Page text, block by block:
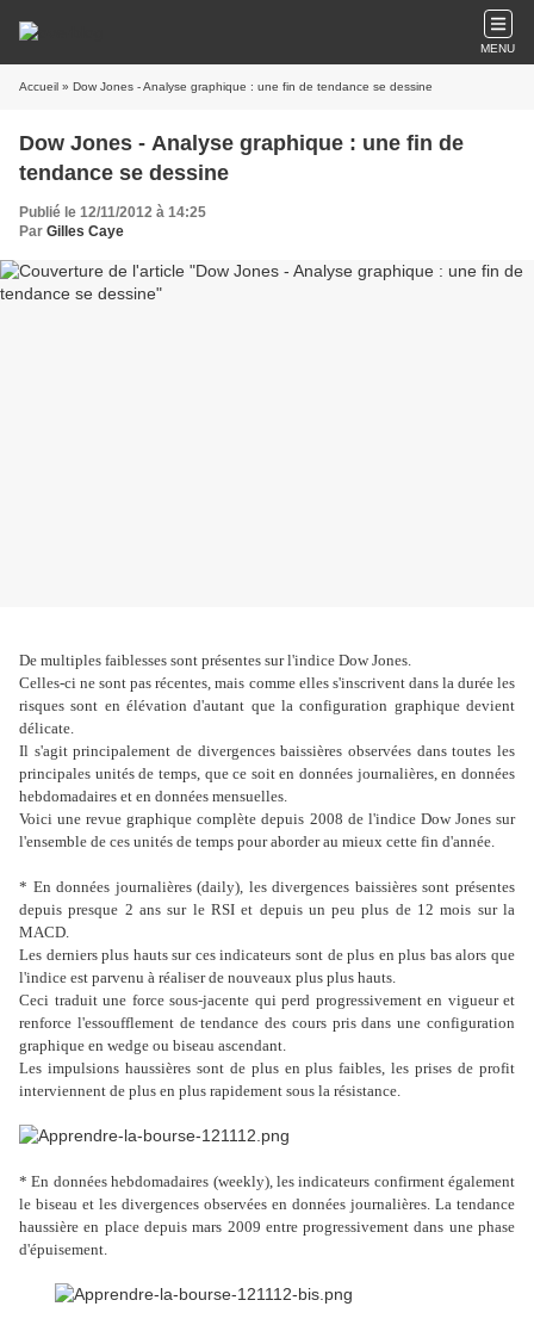
MENU
Accueil » Dow Jones - Analyse graphique : une fin de tendance se dessine
Dow Jones - Analyse graphique : une fin de
tendance se dessine
Publié le 12/11/2012 à 14:25
Par Gilles Caye
De multiples faiblesses sont présentes sur l'indice Dow Jones.
Celles-ci ne sont pas récentes, mais comme elles s'inscrivent dans la durée les
risques sont en élévation d'autant que la configuration graphique devient
délicate.
Il s'agit principalement de divergences baissières observées dans toutes les
principales unités de temps, que ce soit en données journalières, en données
hebdomadaires et en données mensuelles.
Voici une revue graphique complète depuis 2008 de l'indice Dow Jones sur
l'ensemble de ces unités de temps pour aborder au mieux cette fin d'année.
* En données journalières (daily), les divergences baissières sont présentes
depuis presque 2 ans sur le RSI et depuis un peu plus de 12 mois sur la
MACD.
Les derniers plus hauts sur ces indicateurs sont de plus en plus bas alors que
l'indice est parvenu à réaliser de nouveaux plus plus hauts.
Ceci traduit une force sous-jacente qui perd progressivement en vigueur et
renforce l'essoufflement de tendance des cours pris dans une configuration
graphique en wedge ou biseau ascendant.
Les impulsions haussières sont de plus en plus faibles, les prises de profit
interviennent de plus en plus rapidement sous la résistance.
* En données hebdomadaires (weekly), les indicateurs confirment également
le biseau et les divergences observées en données journalières. La tendance
haussière en place depuis mars 2009 entre progressivement dans une phase
d'épuisement.